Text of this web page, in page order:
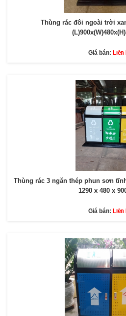
Thùng rác đôi ngoài trời
Giá bán: Liên
Thùng rác 3 ngăn thép phun sơn
1290 x 480 x
Giá bán: Liên